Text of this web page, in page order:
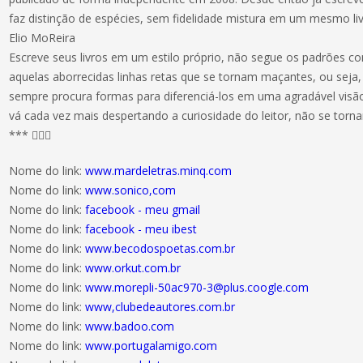
faz distinção de espécies, sem fidelidade mistura em um mesmo
Elio MoReira
Escreve seus livros em um estilo próprio, não segue os padrões
aquelas aborrecidas linhas retas que se tornam maçantes, ou
sempre procura formas para diferenciá-los em uma agradável
vá cada vez mais despertando a curiosidade do leitor, não se
*** 
Nome do link:www.mardeletras.minq.com
Nome do link:www.sonico,com
Nome do link:facebook - meu gmail
Nome do link:facebook - meu ibest
Nome do link:www.becodospoetas.com.br
Nome do link:www.orkut.com.br
Nome do link:www.morepli-50ac970-3@plus.coogle.com
Nome do link:www,clubedeautores.com.br
Nome do link:www.badoo.com
Nome do link:www.portugalamigo.com